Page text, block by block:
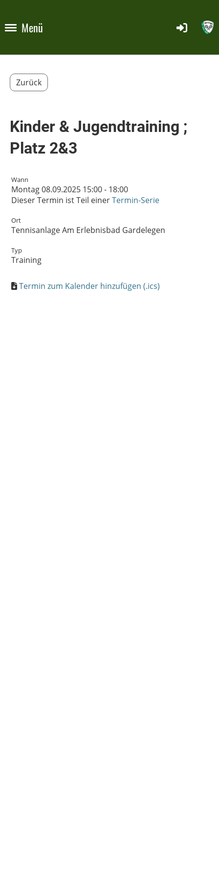
Menü
Zurück
Kinder & Jugendtraining ;
Platz 2&3
Wann
Montag 08.09.2025 15:00 - 18:00
Dieser Termin ist Teil einerTermin-Serie
Ort
Tennisanlage Am Erlebnisbad Gardelegen
Typ
Training
Termin zum Kalender hinzufügen (.ics)